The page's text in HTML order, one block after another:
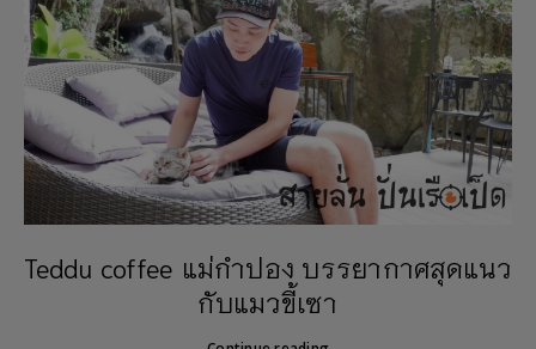
Teddu coffee แม่กำปอง บรรยากาศสุดแนว
กับแมวขี้เซา